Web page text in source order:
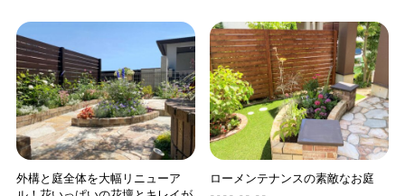
外構と庭全体を大幅リニューア
ローメンテナンスの素敵なお庭